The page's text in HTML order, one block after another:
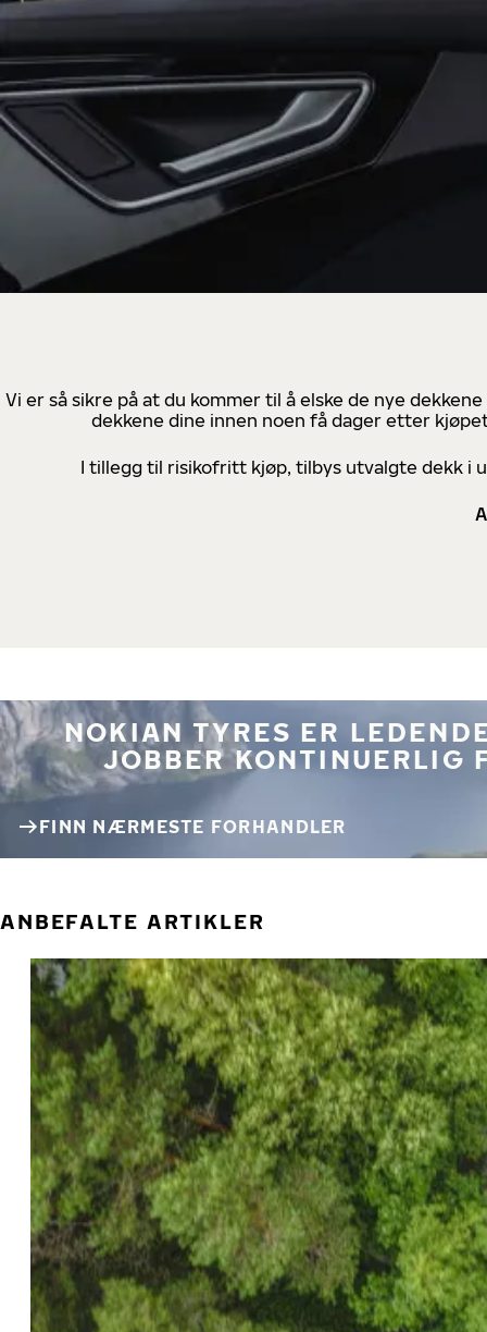
Vi er så sikre på at du kommer til å elske de nye
dekkene dine innen noen få dager etter
I tillegg til risikofritt kjøp, tilbys utvalgte dekk i
NOKIAN TYRES ER
JOBBER KONTINUERLIG
FINN NÆRMESTE FORHANDLER
ANBEFALTE ARTIKLER